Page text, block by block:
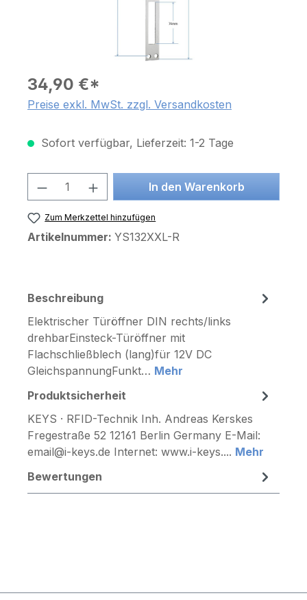
34,90 €*
Preise exkl. MwSt. zzgl. Versandkosten
Sofort verfügbar, Lieferzeit: 1-2 Tage
Produkt Anzahl: Gib den
In den Warenkorb
Zum Merkzettel hinzufügen
Artikelnummer: YS132XXL-R
Beschreibung
Elektrischer Türöffner DIN rechts/links
drehbarEinsteck-Türöffner mit
Flachschließblech (lang)für 12V DC
GleichspannungFunkt… Mehr
Produktsicherheit
KEYS · RFID-Technik Inh. Andreas Kerskes
Fregestraße 52 12161 Berlin Germany E-Mail:
email@i-keys.de Internet: www.i-keys.... Mehr
Bewertungen